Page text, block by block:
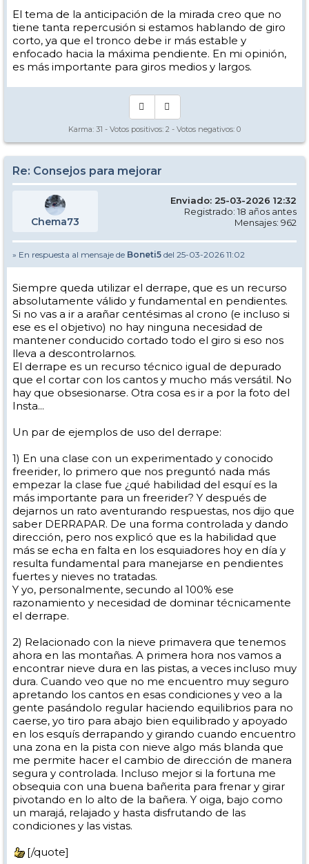
El tema de la anticipación de la mirada creo que no
tiene tanta repercusión si estamos hablando de giro
corto, ya que el tronco debe ir más estable y
enfocado hacia la máxima pendiente. En mi opinión,
es más importante para giros medios y largos.
Karma: 31 - Votos positivos: 2 - Votos negativos: 0
Re: Consejos para mejorar
Chema73
Enviado: 25-03-2026 12:32
Registrado: 18 años antes
Mensajes: 962
» En respuesta al mensaje de Boneti5 del 25-03-2026 11:02
Siempre queda utilizar el derrape, que es un recurso
absolutamente válido y fundamental en pendientes.
Si no vas a ir a arañar centésimas al crono (e incluso si
ese es el objetivo) no hay ninguna necesidad de
mantener conducido cortado todo el giro si eso nos
lleva a descontrolarnos.
El derrape es un recurso técnico igual de depurado
que el cortar con los cantos y mucho más versátil. No
hay que obsesionarse. Otra cosa es ir a por la foto del
Insta...
Un par de ejemplos de uso del derrape:
1) En una clase con un experimentado y conocido
freerider, lo primero que nos preguntó nada más
empezar la clase fue ¿qué habilidad del esquí es la
más importante para un freerider? Y después de
dejarnos un rato aventurando respuestas, nos dijo que
saber DERRAPAR. De una forma controlada y dando
dirección, pero nos explicó que es la habilidad que
más se echa en falta en los esquiadores hoy en día y
resulta fundamental para manejarse en pendientes
fuertes y nieves no tratadas.
Y yo, personalmente, secundo al 100% ese
razonamiento y necesidad de dominar técnicamente
el derrape.
2) Relacionado con la nieve primavera que tenemos
ahora en las montañas. A primera hora nos vamos a
encontrar nieve dura en las pistas, a veces incluso muy
dura. Cuando veo que no me encuentro muy seguro
apretando los cantos en esas condiciones y veo a la
gente pasándolo regular haciendo equilibrios para no
caerse, yo tiro para abajo bien equilibrado y apoyado
en los esquís derrapando y girando cuando encuentro
una zona en la pista con nieve algo más blanda que
me permite hacer el cambio de dirección de manera
segura y controlada. Incluso mejor si la fortuna me
obsequia con una buena bañerita para frenar y girar
pivotando en lo alto de la bañera. Y oiga, bajo como
un marajá, relajado y hasta disfrutando de las
condiciones y las vistas.
[/quote]